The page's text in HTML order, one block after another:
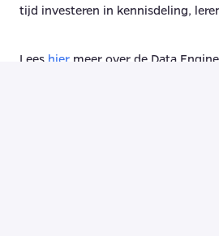
tijd investeren in kennisdeling,
Lees hier meer over de Data